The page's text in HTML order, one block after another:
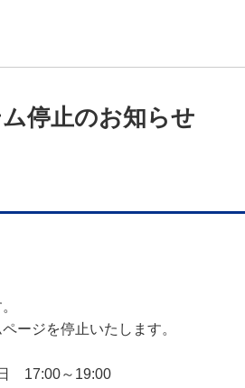
停止のお知らせ
ージを停止いたします。
　17:00～19:00